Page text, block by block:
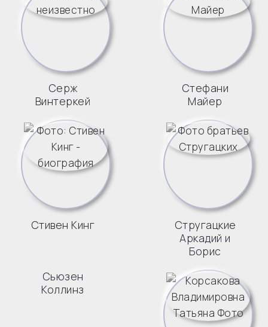
Серж
Винтеркей
Стефани
Майер
Стивен Кинг
Стругацкие
Аркадий и
Борис
Сьюзен
Коллинз